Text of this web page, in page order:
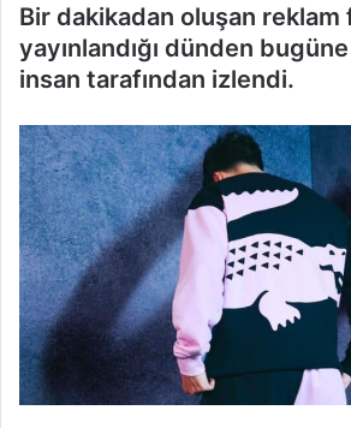
Bir dakikadan oluşan
yayınlandığı dünden
insan tarafından izlendi.